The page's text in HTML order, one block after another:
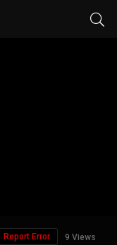
9 Views
Report Error